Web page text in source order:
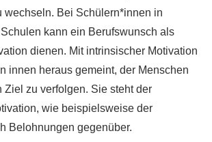
wechseln. Bei Schülern*innen in
kann ein Berufswunsch als
dienen. Mit intrinsischer Motivation
innen heraus gemeint, der Menschen
Ziel zu verfolgen. Sie steht der
wie beispielsweise der
Belohnungen gegenüber.